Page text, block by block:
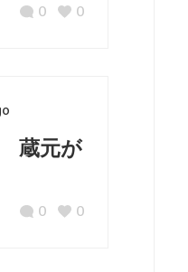
0
0
蔵元が
0
0